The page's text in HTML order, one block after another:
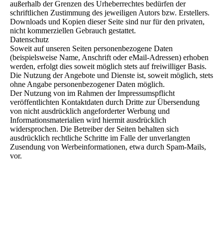
außerhalb der Grenzen des Urheberrechtes bedürfen der
schriftlichen Zustimmung des jeweiligen Autors bzw. Erstellers.
Downloads und Kopien dieser Seite sind nur für den privaten,
nicht kommerziellen Gebrauch gestattet.
Datenschutz
Soweit auf unseren Seiten personenbezogene Daten
(beispielsweise Name, Anschrift oder eMail-Adressen) erhoben
werden, erfolgt dies soweit möglich stets auf freiwilliger Basis.
Die Nutzung der Angebote und Dienste ist, soweit möglich, stets
ohne Angabe personenbezogener Daten möglich.
Der Nutzung von im Rahmen der Impressumspflicht
veröffentlichten Kontaktdaten durch Dritte zur Übersendung
von nicht ausdrücklich angeforderter Werbung und
Informationsmaterialien wird hiermit ausdrücklich
widersprochen. Die Betreiber der Seiten behalten sich
ausdrücklich rechtliche Schritte im Falle der unverlangten
Zusendung von Werbeinformationen, etwa durch Spam-Mails,
vor.